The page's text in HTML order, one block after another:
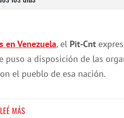
en Venezuela, el Pit-Cnt
puso a disposición de las
el pueblo de esa nación.
LEÉ MÁS